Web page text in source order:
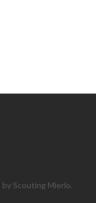
Scouting Mierlo.